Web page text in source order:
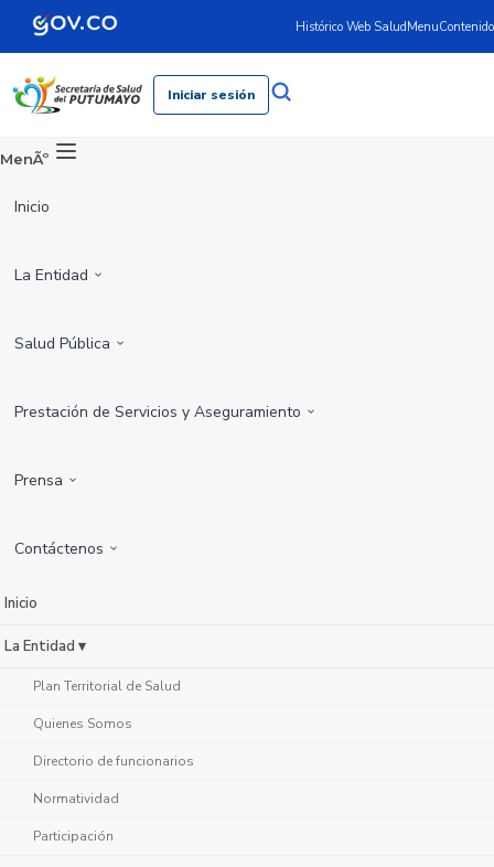
Histórico Web SaludMenuContenido
Iniciar sesión
MenÃº
Inicio
La Entidad
Salud Pública
Prestación de Servicios y Aseguramiento
Prensa
Contáctenos
Inicio
La Entidad ▾
Plan Territorial de Salud
Quienes Somos
Directorio de funcionarios
Normatividad
Participación